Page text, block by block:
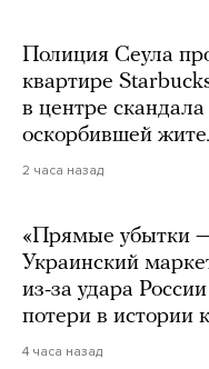
Полиция Сеула
квартире
в центре
оскорбившей
2 часа назад
«Прямые убытки
Украинский
из-за удара
потери в истории
4 часа назад